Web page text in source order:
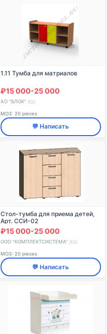
1.11 Тумба для матриалов
₽15 000-25 000
АО "БЛОК" 🇷🇺
МОЗ: 20 pieces
💬 Написать
Стол-тумба для приема детей,
Арт. ССИ-02
₽15 000-25 000
ООО "КОМПЛЕКТСИСТЕМА" 🇷🇺
МОЗ: 20 pieces
💬 Написать